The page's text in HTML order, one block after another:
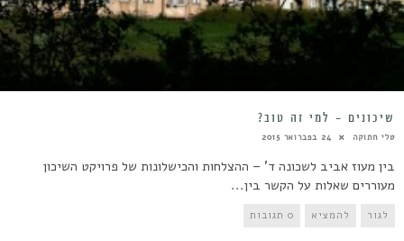
שיכונים – למי זה טוב?
טלי חתוקה 24 בפברואר 2015
בין מעוז אביב לשכונה ד' – ההצלחות והכישלונות של פרויקט השיכון
מעוררים שאלות על הקשר בין...
לגור להמציא 0 תגובות